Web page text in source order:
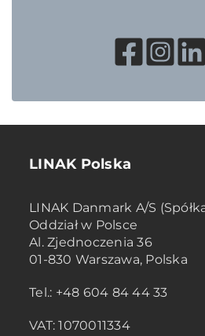
LINAK Polska
LINAK Danmark A/S
Oddział w Polsce
Al. Zjednoczenia 36
01-830 Warszawa, Polska
Tel.: +48 604 84 44 33
VAT: 1070011334